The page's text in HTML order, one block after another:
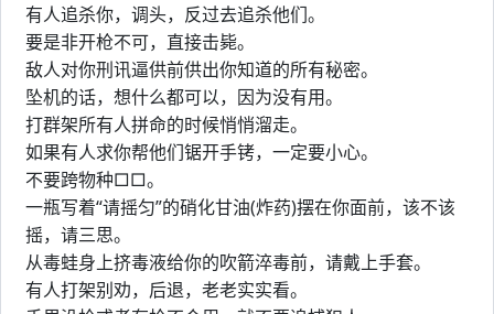
有人追杀你，调头，反过去追杀他们。
要是非开枪不可，直接击毙。
敌人对你刑讯逼供前供出你知道的所有秘密。
坠机的话，想什么都可以，因为没有用。
打群架所有人拼命的时候悄悄溜走。
如果有人求你帮他们锯开手铐，一定要小心。
不要跨物种□□。
一瓶写着“请摇匀”的硝化甘油(炸药)摆在你面前，该不该
摇，请三思。
从毒蛙身上挤毒液给你的吹箭淬毒前，请戴上手套。
有人打架别劝，后退，老老实实看。